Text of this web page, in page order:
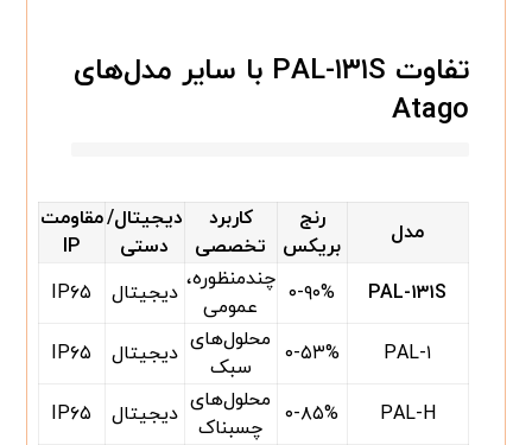
تفاوت PAL-۱۳۱S با سایر مدل‌های
Atago
مدل
رنج
بریکس
کاربرد
تخصصی
دیجیتال/
دستی
مقاومت
IP
PAL-۱۳۱S
۰-۹۰%
چندمنظوره،
عمومی
دیجیتال IP۶۵
PAL-۱ ۰-۵۳%
محلول‌های
سبک
دیجیتال IP۶۵
PAL-H ۰-۸۵%
محلول‌های
چسبناک
دیجیتال IP۶۵